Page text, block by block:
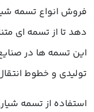
فروش انواع تسمه
دهد تا از تسمه ای
این تسمه ها در
تولیدی و خطوط
استفاده از تسمه